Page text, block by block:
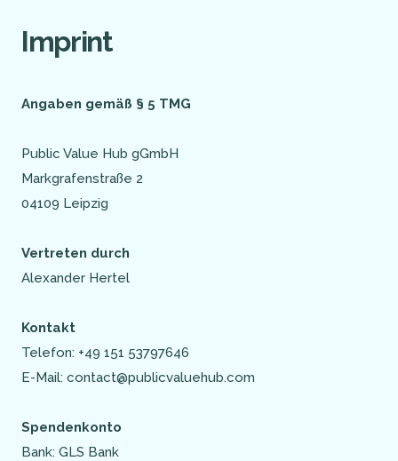
Imprint
Angaben gemäß § 5 TMG
Public Value Hub gGmbH
Markgrafenstraße 2
04109 Leipzig
Vertreten durch
Alexander Hertel
Kontakt
Telefon: +49 151 53797646
E-Mail: contact@publicvaluehub.com
Spendenkonto
Bank: GLS Bank